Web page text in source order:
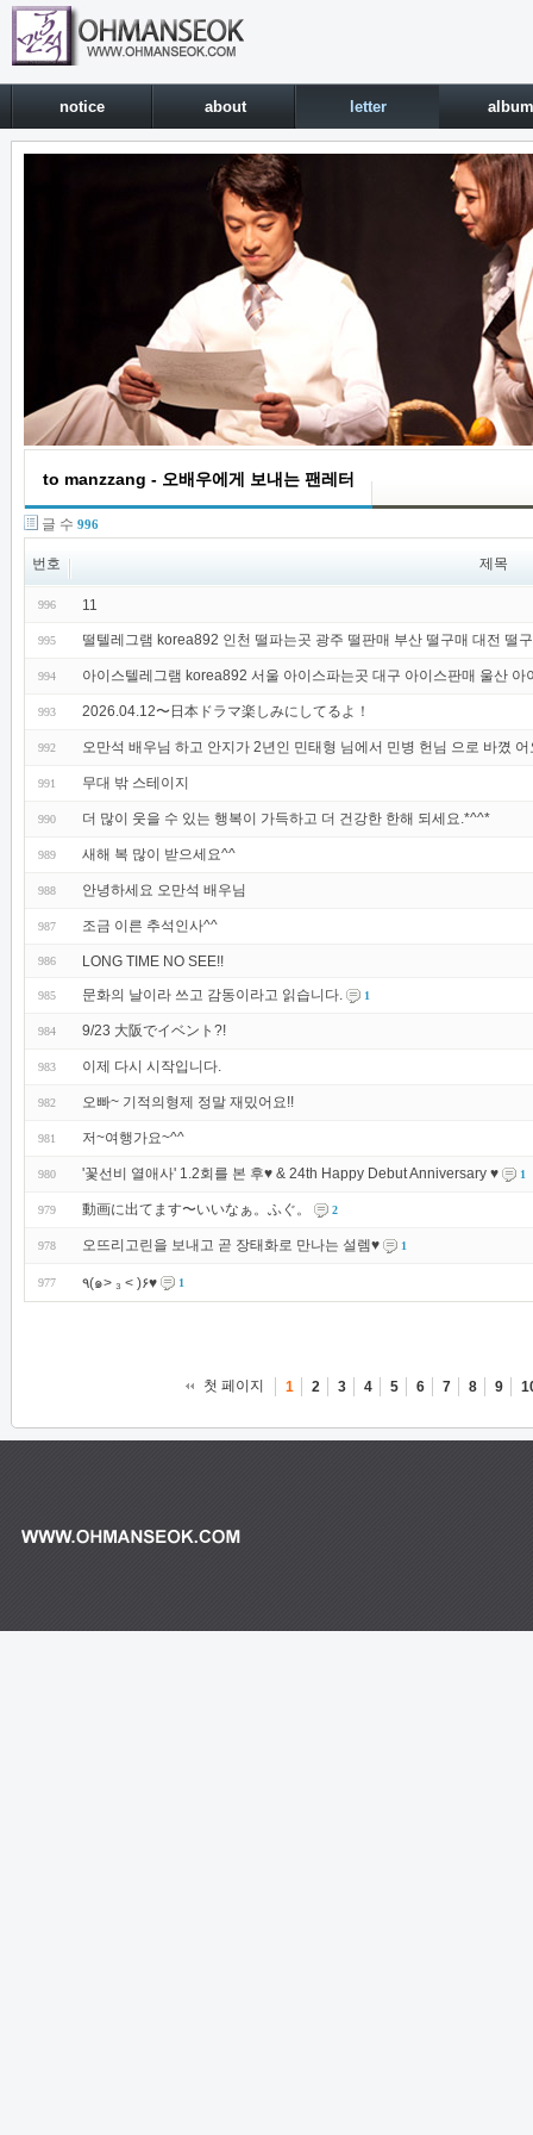
notice about letter album
to manzzang - 오배우에게 보내는 팬레터
글 수 996
번호 제목
996 11
995 떨텔레그램 korea892 인천 떨파는곳 광주 떨판매 부산 떨구매 대전 떨
994 아이스텔레그램 korea892 서울 아이스파는곳 대구 아이스판매 울산 아
993 2026.04.12〜日本ドラマ楽しみにしてるよ！
992 오만석 배우님 하고 안지가 2년인 민태형 님에서 민병 헌님 으로 바꼈 어
991 무대 밖 스테이지
990 더 많이 웃을 수 있는 행복이 가득하고 더 건강한 한해 되세요.*^^*
989 새해 복 많이 받으세요^^
988 안녕하세요 오만석 배우님
987 조금 이른 추석인사^^
986 LONG TIME NO SEE!!
985 문화의 날이라 쓰고 감동이라고 읽습니다. 1
984 9/23 大阪でイベント?!
983 이제 다시 시작입니다.
982 오빠~ 기적의형제 정말 재밌어요!!
981 저~여행가요~^^
980 '꽃선비 열애사' 1.2회를 본 후♥️ & 24th Happy Debut Anniversary ♥️ 1
979 動画に出てます〜いいなぁ。ふぐ。 2
978 오뜨리고린을 보내고 곧 장태화로 만나는 설렘♥️ 1
977 ٩(๑> ₃ < )۶♥ 1
첫 페이지 1 2 3 4 5 6 7 8 9